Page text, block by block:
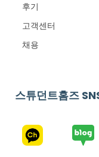
후기
고객센터
채용
스튜던트홈즈